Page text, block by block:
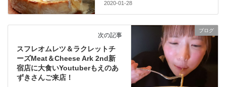
2020-01-28
ブログ
次の記事
スフレオムレツ＆ラクレットチ
ーズMeat＆Cheese Ark 2nd新
宿店に大食いYoutuberもえのあ
ずきさんご来店！